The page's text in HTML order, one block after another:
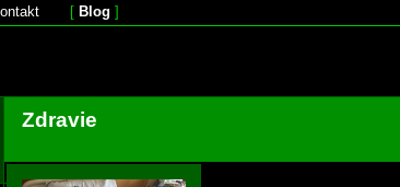
[ Blog ]
Zdravie